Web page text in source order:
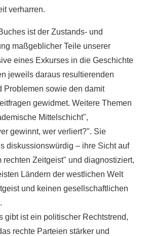
verharren.
ist der Zustands- und
maßgeblicher Teile unserer
eines Exkurses in die Geschichte
jeweils daraus resultierenden
Problemen sowie den damit
gewidmet. Weitere Themen
Mittelschicht",
gewinnt, wer verliert?". Sie
diskussionswürdig – ihre Sicht auf
rechten Zeitgeist" und diagnostiziert,
Ländern der westlichen Welt
und keinen gesellschaftlichen
gibt ist ein politischer Rechtstrend,
rechte Parteien stärker und